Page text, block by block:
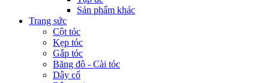
Sản phẩm khác
Trang sức
Cột tóc
Kẹp tóc
Gắp tóc
Băng đô - Cài tóc
Dây cổ